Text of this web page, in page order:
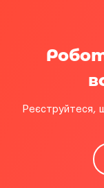
Реєструйтеся,